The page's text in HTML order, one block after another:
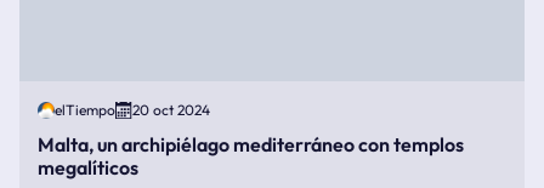
elTiempo 20 oct 2024
Malta, un archipiélago mediterráneo con templos
megalíticos